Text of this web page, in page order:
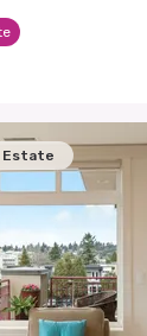
Estate